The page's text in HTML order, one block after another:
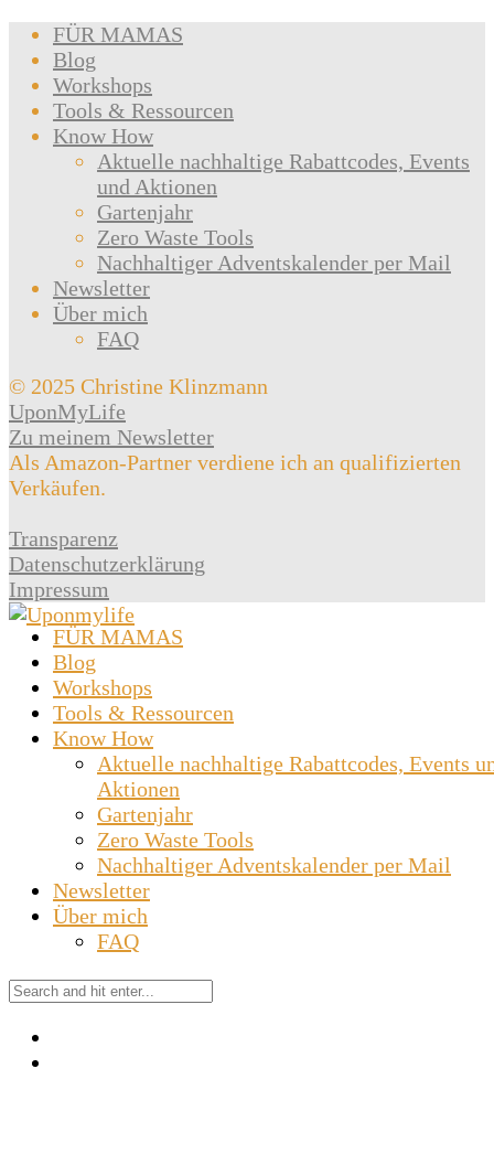
FÜR MAMAS
Blog
Workshops
Tools & Ressourcen
Know How
Aktuelle nachhaltige Rabattcodes, Events
und Aktionen
Gartenjahr
Zero Waste Tools
Nachhaltiger Adventskalender per Mail
Newsletter
Über mich
FAQ
© 2025 Christine Klinzmann
UponMyLife
Zu meinem Newsletter
Als Amazon-Partner verdiene ich an qualifizierten
Verkäufen.
Transparenz
Datenschutzerklärung
Impressum
FÜR MAMAS
Blog
Workshops
Tools & Ressourcen
Know How
Aktuelle nachhaltige Rabattcodes, Events
Aktionen
Gartenjahr
Zero Waste Tools
Nachhaltiger Adventskalender per Mail
Newsletter
Über mich
FAQ